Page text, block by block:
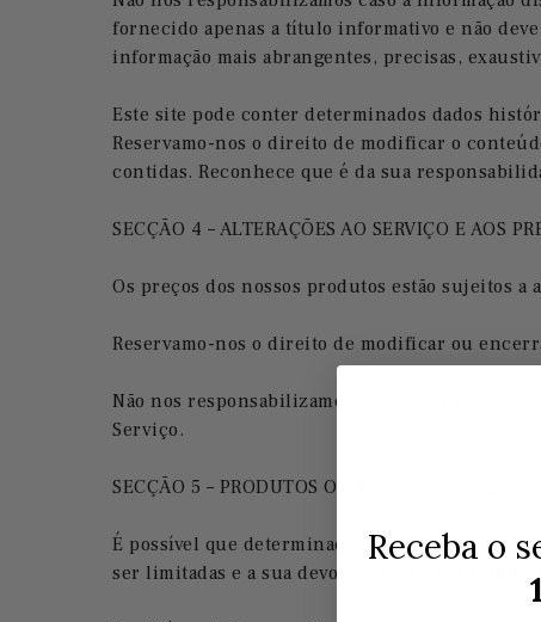
fornecido apenas a título informativo e não
informação mais abrangentes, precisas,
Este site pode conter determinados dados
Reservamo-nos o direito de modificar o
contidas. Reconhece que é da sua
SECÇÃO 4 – ALTERAÇÕES AO SERVIÇO E AOS
Os preços dos nossos produtos estão sujeitos a
Reservamo-nos o direito de modificar ou
Não nos responsabilizamos perante si ou
Serviço.
SECÇÃO 5 – PRODUTOS OU SERVIÇOS (se
É possível que determinados produtos ou
ser limitadas e a sua devolução ou troca está
Receba o